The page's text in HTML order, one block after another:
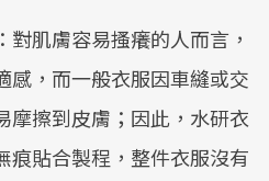
：對肌膚容易搔癢的人而言，
感，而一般衣服因車縫或交
摩擦到皮膚；因此，水研衣
痕貼合製程，整件衣服沒有